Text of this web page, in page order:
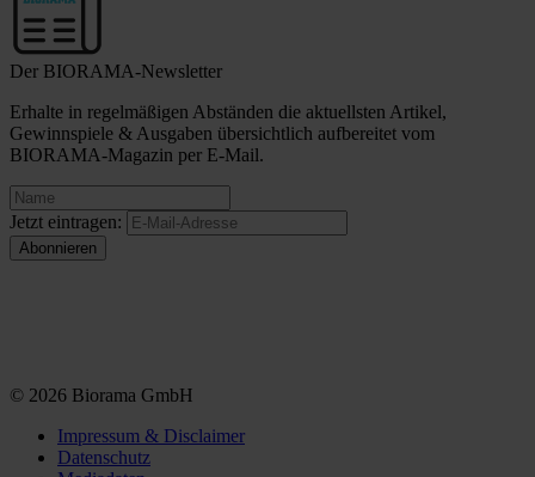
Der BIORAMA-Newsletter
Erhalte in regelmäßigen Abständen die aktuellsten Artikel,
Gewinnspiele & Ausgaben übersichtlich aufbereitet vom
BIORAMA-Magazin per E-Mail.
Jetzt eintragen:
© 2026 Biorama GmbH
Impressum & Disclaimer
Datenschutz